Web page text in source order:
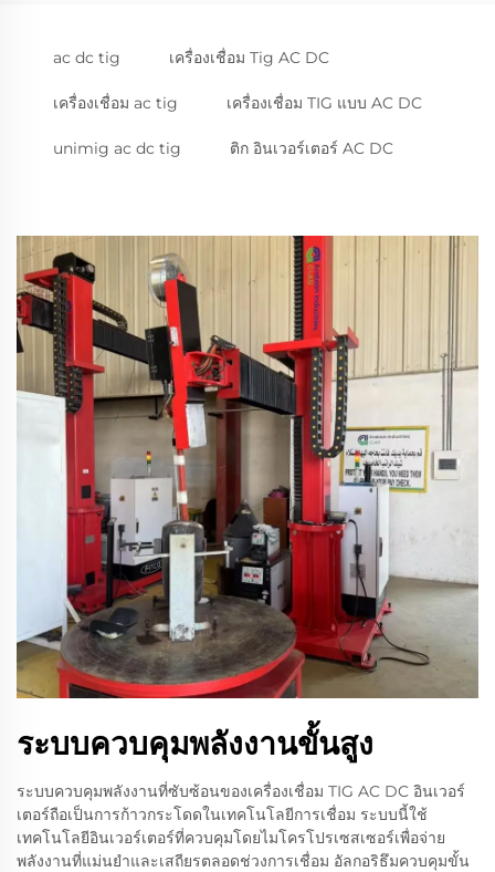
ac dc tig เครื่องเชื่อม Tig AC DC
เครื่องเชื่อม ac tig เครื่องเชื่อม TIG แบบ AC DC
unimig ac dc tig ติก อินเวอร์เตอร์ AC DC
ระบบควบคุมพลังงานขั้นสูง
ระบบควบคุมพลังงานที่ซับซ้อนของเครื่องเชื่อม TIG AC DC อินเวอร์
เตอร์ถือเป็นการก้าวกระโดดในเทคโนโลยีการเชื่อม ระบบนี้ใช้
เทคโนโลยีอินเวอร์เตอร์ที่ควบคุมโดยไมโครโปรเซสเซอร์เพื่อจ่าย
พลังงานที่แม่นยำและเสถียรตลอดช่วงการเชื่อม อัลกอริธึมควบคุมขั้น